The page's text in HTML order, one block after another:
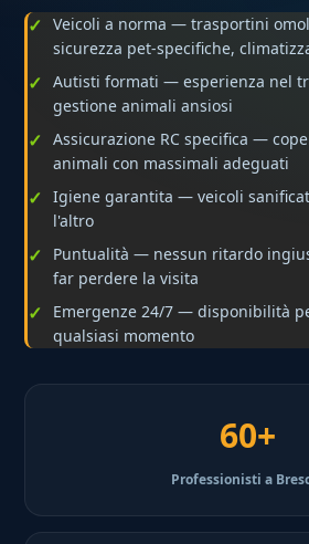
Veicoli a norma — trasportini
sicurezza pet-specifiche,
Autisti formati — esperienza nel
gestione animali ansiosi
Assicurazione RC specifica —
animali con massimali adeguati
Igiene garantita — veicoli
l'altro
Puntualità — nessun ritardo
far perdere la visita
Emergenze 24/7 — disponibilità
qualsiasi momento
60+
Professionisti a